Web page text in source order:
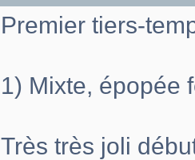
Premier tiers-
1) Mixte, épopée
Très très joli